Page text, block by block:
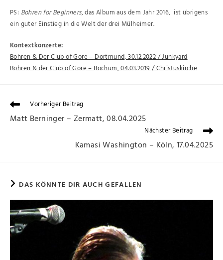
PS: Bohren for Beginners, das Album aus dem Jahr 2016, ist übrigens
ein guter Einstieg in die Welt der drei Mülheimer.
Kontextkonzerte:
Bohren & Der Club of Gore – Dortmund, 30.12.2022 / Junkyard
Bohren & der Club of Gore – Bochum, 04.03.2019 / Christuskirche
Vorheriger Beitrag
Matt Berninger – Zermatt, 08.04.2025
Nächster Beitrag
Kamasi Washington – Köln, 17.04.2025
DAS KÖNNTE DIR AUCH GEFALLEN